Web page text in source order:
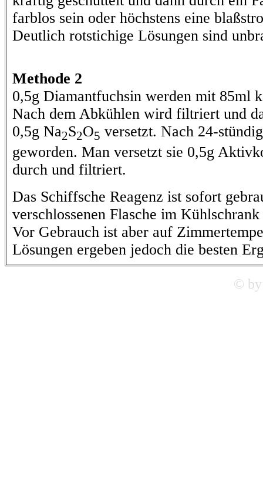
farblos sein oder höchstens eine
Deutlich rotstichige Lösungen sind
Methode 2
0,5g Diamantfuchsin werden mit 85ml
Nach dem Abkühlen wird filtriert und
0,5g Na2S2O5 versetzt. Nach 24-
geworden. Man versetzt sie 0,5g
durch und filtriert.
Das Schiffsche Reagenz ist sofort
verschlossenen Flasche im
Vor Gebrauch ist aber auf
Lösungen ergeben jedoch die besten
©